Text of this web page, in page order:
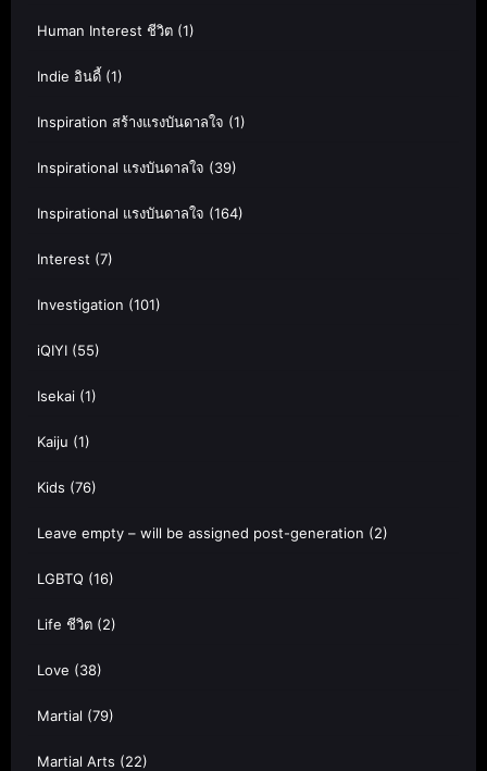
Human Interest ชีวิต (1)
Indie อินดี้ (1)
Inspiration สร้างแรงบันดาลใจ (1)
Inspirational แรงบันดาลใจ (39)
Inspirational แรงบันดาลใจ (164)
Interest (7)
Investigation (101)
iQIYI (55)
Isekai (1)
Kaiju (1)
Kids (76)
Leave empty – will be assigned post-generation (2)
LGBTQ (16)
Life ชีวิต (2)
Love (38)
Martial (79)
Martial Arts (22)